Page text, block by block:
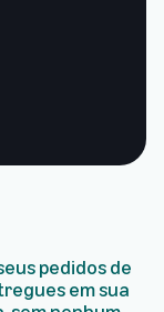
pedidos de
em sua